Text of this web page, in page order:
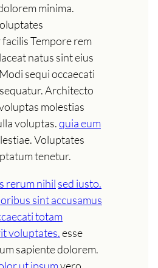
minima.
Tempore rem
natus sint eius
sequi occaecati
Architecto
molestias
voluptas.quia eum
Voluptates
tenetur.
rerum nihil sed iusto.
sint accusamus
totam
voluptates.esse
sapiente dolorem.